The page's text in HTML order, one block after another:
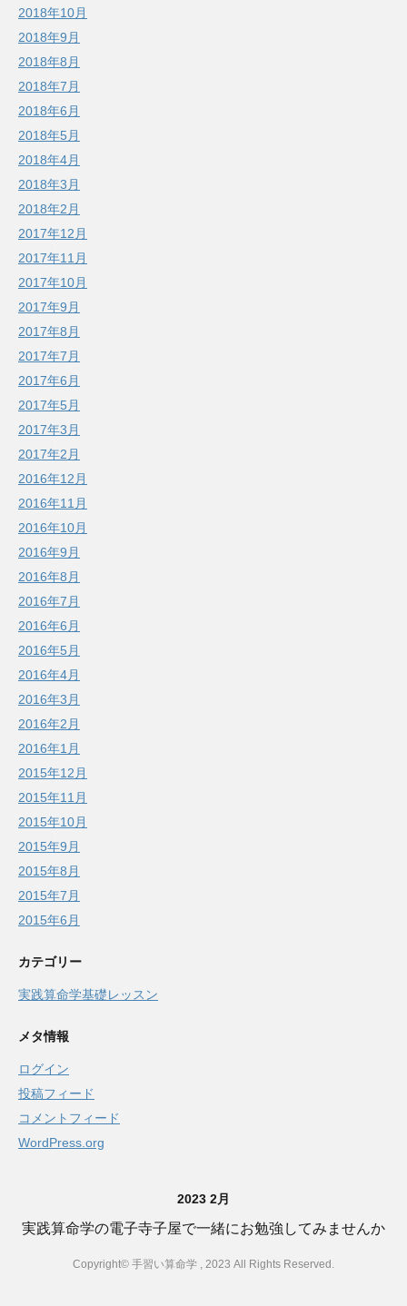
2018年10月
2018年9月
2018年8月
2018年7月
2018年6月
2018年5月
2018年4月
2018年3月
2018年2月
2017年12月
2017年11月
2017年10月
2017年9月
2017年8月
2017年7月
2017年6月
2017年5月
2017年3月
2017年2月
2016年12月
2016年11月
2016年10月
2016年9月
2016年8月
2016年7月
2016年6月
2016年5月
2016年4月
2016年3月
2016年2月
2016年1月
2015年12月
2015年11月
2015年10月
2015年9月
2015年8月
2015年7月
2015年6月
カテゴリー
実践算命学基礎レッスン
メタ情報
ログイン
投稿フィード
コメントフィード
WordPress.org
2023 2月
実践算命学の電子寺子屋で一緒にお勉強してみませんか
Copyright© 手習い算命学 , 2023 All Rights Reserved.